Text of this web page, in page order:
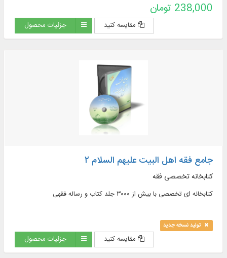
narrative sources of jurisprudence, supplications and
pilgrimages, practical inquiries and treatises, Hajj rituals and
newly introduced issues, contemporary jurisprudence...
238,000 تومان
مقایسه کنید جزئیات محصول
جامع فقه اهل البیت علیهم السلام ۲
کتابخانه تخصصی فقه
کتابخانه ای تخصصی با بیش از ۳۰۰۰ جلد کتاب و رساله فقهی
تولید نسخه جدید
مقایسه کنید جزئیات محصول